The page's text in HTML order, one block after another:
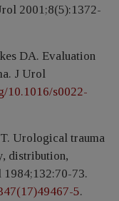
2001;8(5):1372-
DА. Evаluation
J Urоl
10.1016/s0022-
Urologicаl traumа
distributiоn,
1984;132:70-73.
5.